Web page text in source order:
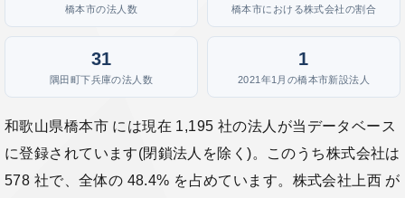
橋本市の法人数 橋本市における株式会社の割合
31
隅田町下兵庫の法人数
1
2021年1月の橋本市新設法人
和歌山県橋本市 には現在 1,195 社の法人が当データベース
に登録されています(閉鎖法人を除く)。このうち株式会社は
578 社で、全体の 48.4% を占めています。株式会社上西 が